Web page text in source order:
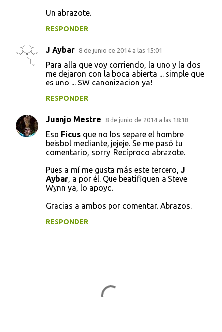
Un abrazote.
RESPONDER
J Aybar 8 de junio de 2014 a las 15:01
Para alla que voy corriendo, la uno y la dos
me dejaron con la boca abierta ... simple que
es uno ... SW canonizacion ya!
RESPONDER
Juanjo Mestre 8 de junio de 2014 a las 18:18
Eso Ficus que no los separe el hombre
beisbol mediante, jejeje. Se me pasó tu
comentario, sorry. Recíproco abrazote.
Pues a mí me gusta más este tercero, J
Aybar, a por él. Que beatifiquen a Steve
Wynn ya, lo apoyo.
Gracias a ambos por comentar. Abrazos.
RESPONDER